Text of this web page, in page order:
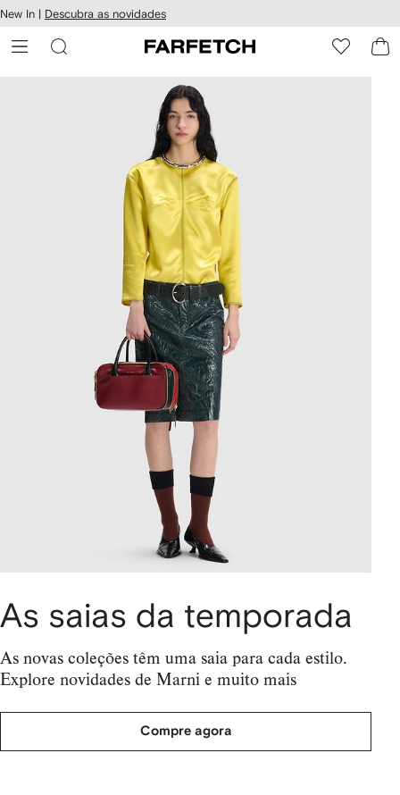
o
New In | Descubra as novidades
As saias da temporada
As novas coleções têm uma saia para cada estilo.
Explore novidades de Marni e muito mais
Compre agora